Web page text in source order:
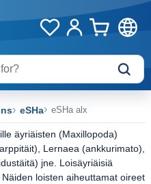
eSHa eSHa alx
äyriäisten (Maxillopoda)
Lernaea (ankkurimato),
jne. Loisäyriäisiä
loisten aiheuttamat oireet